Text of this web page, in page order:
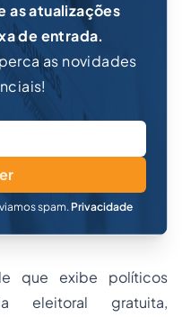
as atualizações
de entrada.
as novidades
spam. Privacidade
que exibe políticos
eleitoral gratuita,